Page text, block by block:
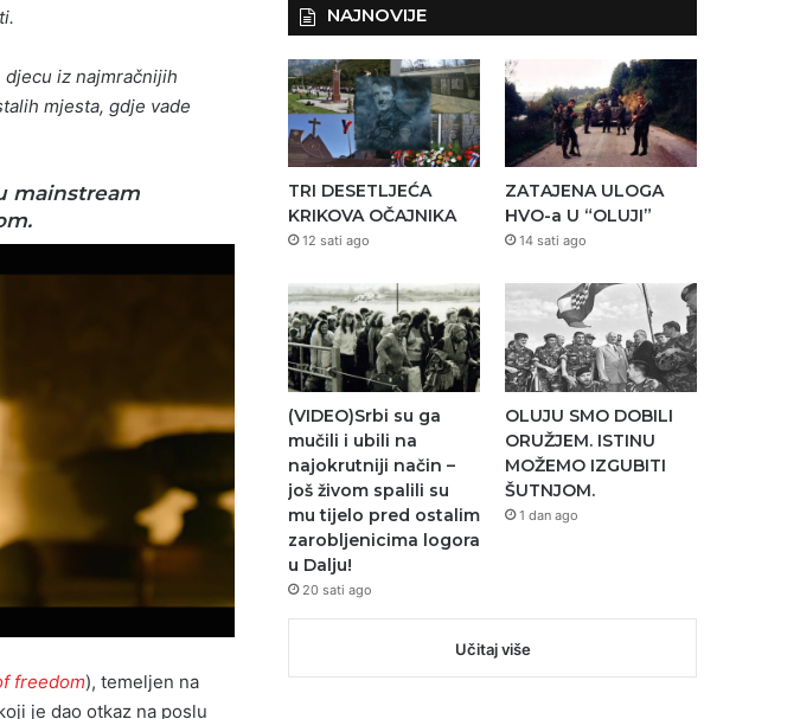
iz najmračnijih
mjesta, gdje vade
mainstream
freedom), temeljen na
je dao otkaz na poslu
NAJNOVIJE
TRI DESETLJEĆA
KRIKOVA OČAJNIKA
12 sati ago
ZATAJENA ULOGA
HVO-a U “OLUJI”
14 sati ago
(VIDEO)Srbi su ga
mučili i ubili na
najokrutniji način –
još živom spalili su
mu tijelo pred ostalim
zarobljenicima logora
u Dalju!
20 sati ago
OLUJU SMO DOBILI
ORUŽJEM. ISTINU
MOŽEMO IZGUBITI
ŠUTNJOM.
1 dan ago
Učitaj više